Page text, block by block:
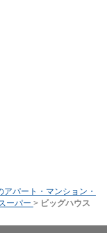
パート・マンション・
ーパー > ビッグハウス